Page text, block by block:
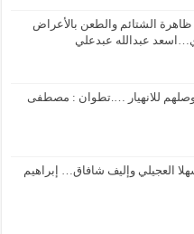
ظاهرة الشتائم والطعن بالأعراض
عبدالله عبدعلي
للانهيار ….تطوان : مصطفى
العجيلي وإليف شافاق… إبراهيم